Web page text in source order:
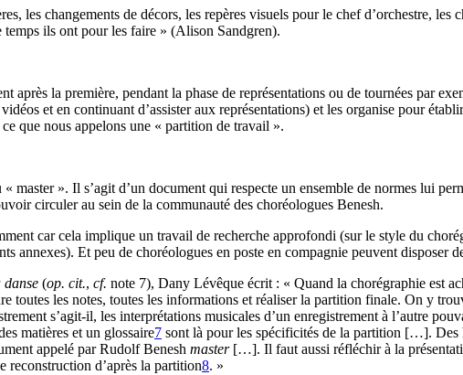
les changements de décors, les repères visuels pour le chef d’orchestre, les
ils ont pour les faire » (Alison Sandgren).
après la première, pendant la phase de représentations ou de tournées par
et en continuant d’assister aux représentations) et les organise pour
que nous appelons une « partition de travail ».
». Il s’agit d’un document qui respecte un ensemble de normes lui
circuler au sein de la communauté des choréologues Benesh.
car cela implique un travail de recherche approfondi (sur le style du
annexes). Et peu de choréologues en poste en compagnie peuvent disposer
(op. cit., cf. note 7), Dany Lévêque écrit : « Quand la chorégraphie est
toutes les notes, toutes les informations et réaliser la partition finale. On y
s’agit-il, les interprétations musicales d’un enregistrement à l’autre
matières et un glossaire7 sont là pour les spécificités de la partition […]. Des
appelé par Rudolf Benesh master […]. Il faut aussi réfléchir à la
reconstruction d’après la partition8. »